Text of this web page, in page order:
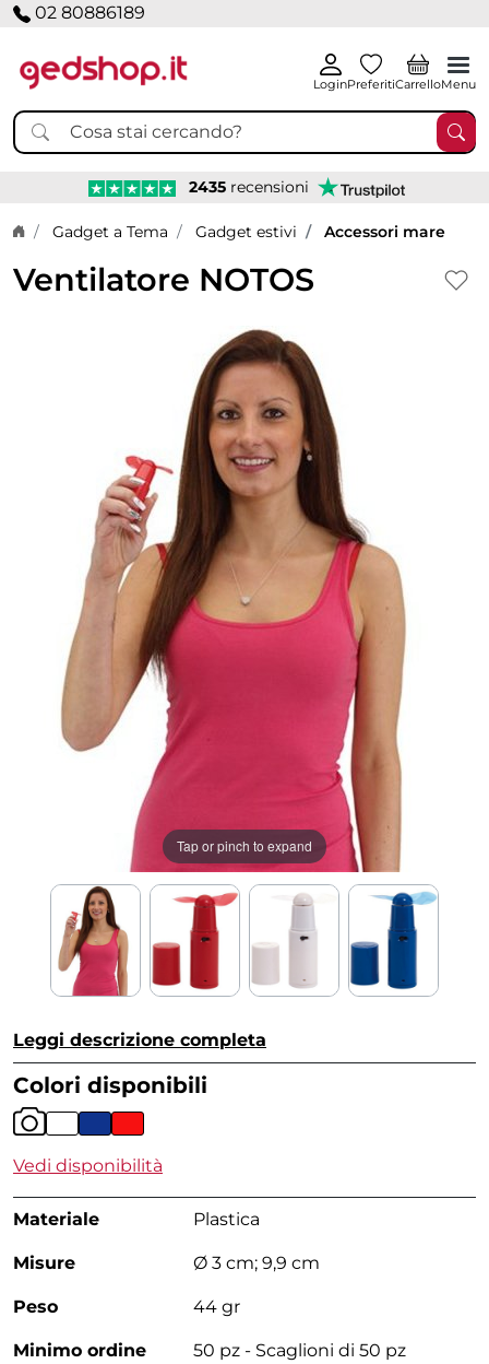
02 80886189
LoginPreferitiCarrelloMenu
2435 recensioni
Home page
Gadget a Tema Gadget estivi Accessori mare
Ventilatore NOTOS
Tap or pinch to expand
Leggi descrizione completa
Colori disponibili
Vedi disponibilità
Materiale Plastica
Misure Ø 3 cm; 9,9 cm
Peso 44 gr
Minimo ordine 50 pz - Scaglioni di 50 pz